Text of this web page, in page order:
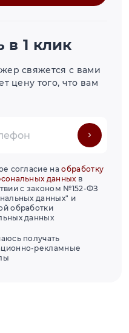
в 1 клик
свяжется с вами
цену того, что вам
согласие наобработку
данныхв
с законом №152-ФЗ
данных" и
обработки
данных
получать
рекламные